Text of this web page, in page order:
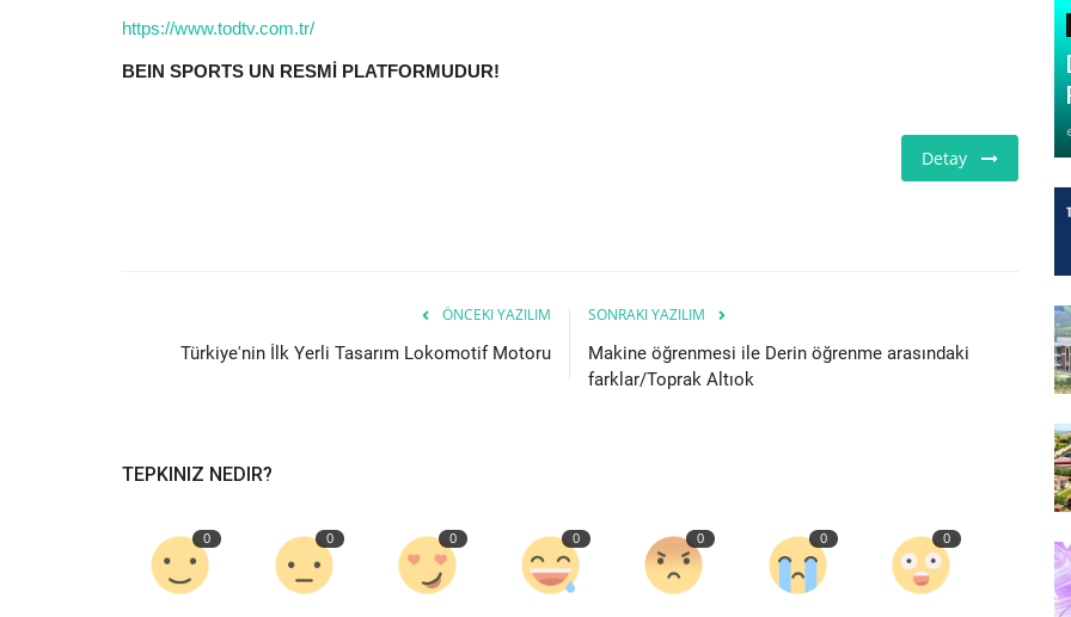
https://www.todtv.com.tr/
BEIN SPORTS UN RESMİ PLATFORMUDUR!
Detay
ÖNCEKI YAZILIM
Türkiye'nin İlk Yerli Tasarım Lokomotif Motoru
SONRAKI YAZILIM
Makine öğrenmesi ile Derin öğrenme arasındaki
farklar/Toprak Altıok
TEPKINIZ NEDIR?
0 0 0 0 0 0 0